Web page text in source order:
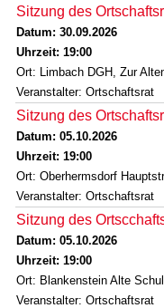
Sitzung des
Datum: 30.09.2026
Uhrzeit: 19:00
Ort: Limbach DGH, Zur
Veranstalter: Ortschaftsrat
Sitzung des
Datum: 05.10.2026
Uhrzeit: 19:00
Ort: Oberhermsdorf
Veranstalter: Ortschaftsrat
Sitzung des
Datum: 05.10.2026
Uhrzeit: 19:00
Ort: Blankenstein Alte
Veranstalter: Ortschaftsrat